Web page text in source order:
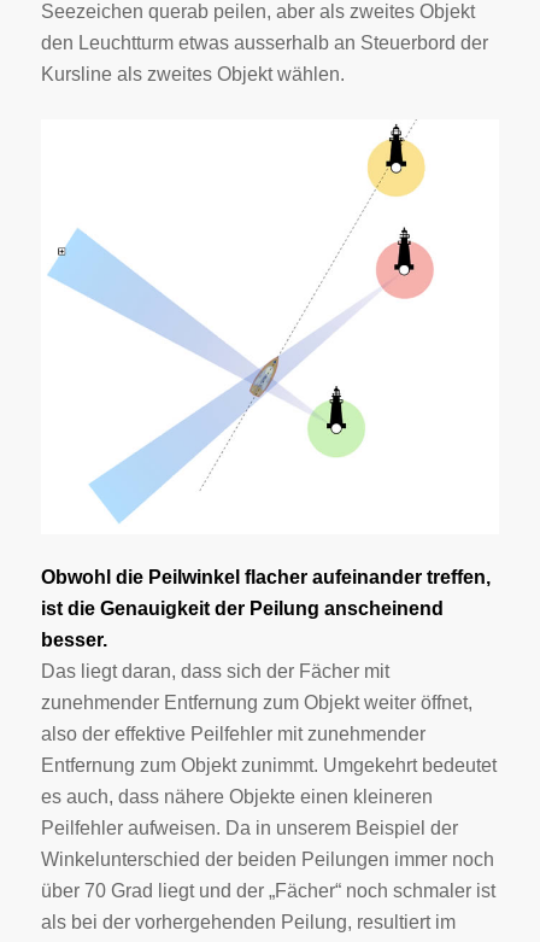
Seezeichen querab peilen, aber als zweites Objekt
den Leuchtturm etwas ausserhalb an Steuerbord der
Kursline als zweites Objekt wählen.
Obwohl die Peilwinkel flacher aufeinander treffen,
ist die Genauigkeit der Peilung anscheinend
besser.
Das liegt daran, dass sich der Fächer mit
zunehmender Entfernung zum Objekt weiter öffnet,
also der effektive Peilfehler mit zunehmender
Entfernung zum Objekt zunimmt. Umgekehrt bedeutet
es auch, dass nähere Objekte einen kleineren
Peilfehler aufweisen. Da in unserem Beispiel der
Winkelunterschied der beiden Peilungen immer noch
über 70 Grad liegt und der „Fächer“ noch schmaler ist
als bei der vorhergehenden Peilung, resultiert im